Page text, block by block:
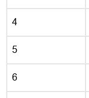
4
5
6